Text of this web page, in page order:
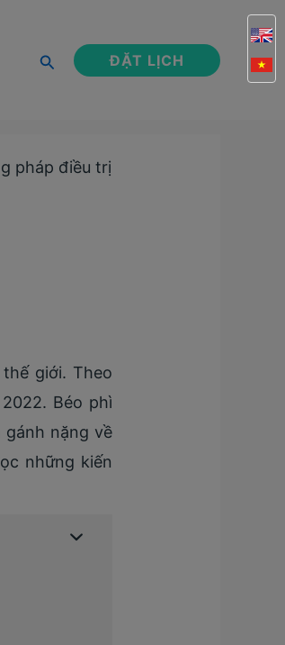
Tìm
ĐẶT LỊCH
pháp điều trị
giới. Theo
Béo phì
gánh nặng về
những kiến